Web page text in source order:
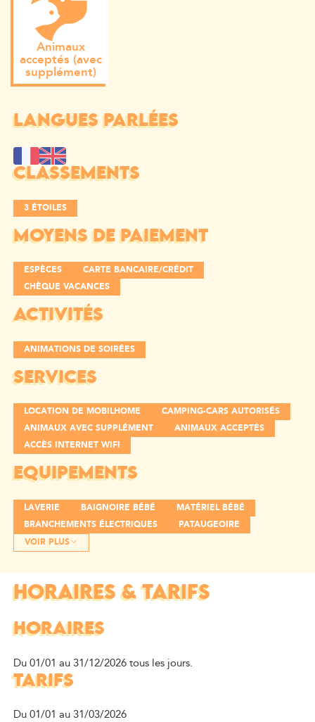
Animaux
acceptés (avec
supplément)
LANGUES PARLÉES
CLASSEMENTS
3 ÉTOILES
MOYENS DE PAIEMENT
ESPÈCES
CARTE BANCAIRE/CRÉDIT
CHÈQUE VACANCES
ACTIVITÉS
ANIMATIONS DE SOIRÉES
SERVICES
LOCATION DE MOBILHOME
CAMPING-CARS AUTORISÉS
ANIMAUX AVEC SUPPLÉMENT
ANIMAUX ACCEPTÉS
ACCÈS INTERNET WIFI
EQUIPEMENTS
LAVERIE BAIGNOIRE BÉBÉ
MATÉRIEL BÉBÉ
BRANCHEMENTS ÉLECTRIQUES
PATAUGEOIRE
VOIR PLUS
HORAIRES & TARIFS
HORAIRES
Du 01/01 au 31/12/2026 tous les jours.
TARIFS
Du 01/01 au 31/03/2026